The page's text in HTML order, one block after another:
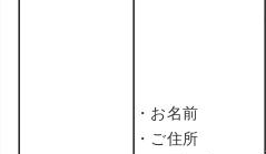
・お名前
・ご住所